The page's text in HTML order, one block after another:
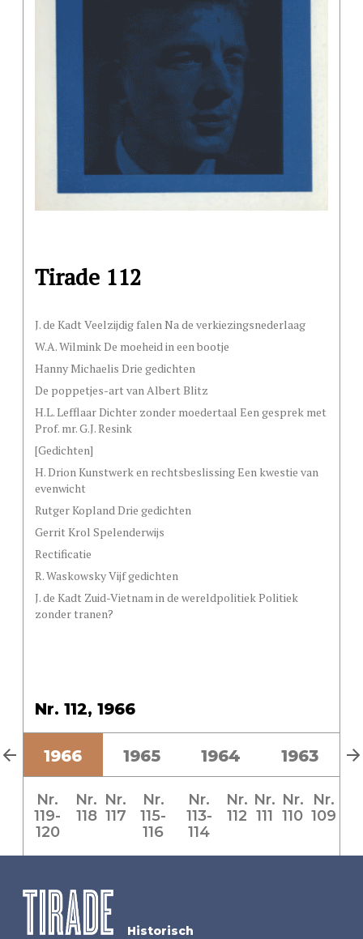
Tirade 112
J. de Kadt Veelzijdig falen Na de verkiezingsnederlaag
W.A. Wilmink De moeheid in een bootje
Hanny Michaelis Drie gedichten
De poppetjes-art van Albert Blitz
H.L. Lefflaar Dichter zonder moedertaal Een gesprek met
Prof. mr. G.J. Resink
[Gedichten]
H. Drion Kunstwerk en rechtsbeslissing Een kwestie van
evenwicht
Rutger Kopland Drie gedichten
Gerrit Krol Spelenderwijs
Rectificatie
R. Waskowsky Vijf gedichten
J. de Kadt Zuid-Vietnam in de wereldpolitiek Politiek
zonder tranen?
Nr. 112, 1966
1966 1965 1964 1963
Nr.
119-
120
Nr.
118
Nr.
117
Nr.
115-
116
Nr.
113-
114
Nr.
112
Nr.
111
Nr.
110
Nr.
109
Historisch